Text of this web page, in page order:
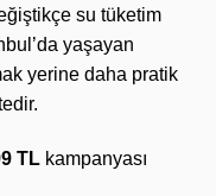
su tüketim
yaşayan
yerine daha pratik
TL kampanyası